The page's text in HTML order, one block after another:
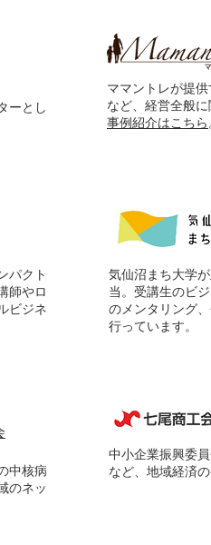
ーとし
ママントレが提供
など、経営全般に
​事例紹介はこちら
パクト
師やロ
ビジネ
気仙沼まち大学
当。受講生のビ
のメンタリング
行っています。
中核病
のネッ
中小企業振興委
など、地域経済